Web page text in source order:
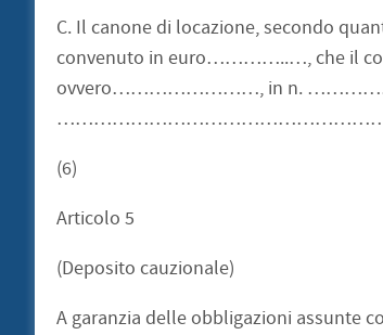
C. Il canone di locazione, secondo
convenuto in euro…………..…, che il
ovvero……………………, in n. ……………
(6)
Articolo 5
(Deposito cauzionale)
A garanzia delle obbligazioni assunte